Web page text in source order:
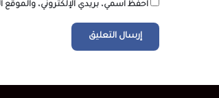
احفظ اسمي، بريدي الإلكتروني، والموقع